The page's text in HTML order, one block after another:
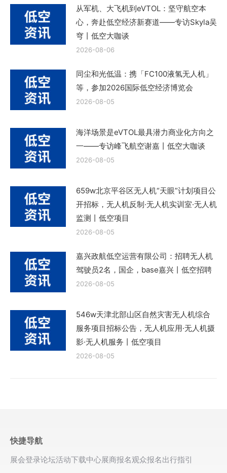
从军机、大飞机到eVTOL：坚守航空本
心，奔赴低空经济新赛道——专访Skyla吴
穹丨低空大咖谈
2026-08-06
同尘和光低温：携「FC100液氢无人机」
等，参加2026国际低空经济博览会
2026-08-05
海洋场景是eVTOL最具潜力商业化方向之
一——专访峰飞航空谢嘉丨低空大咖谈
2026-08-05
659w北京平谷区无人机“天眼”计划项目公
开招标，无人机反制·无人机实训室·无人机
监测丨低空项目
2026-08-05
嘉兴政航低空运营有限公司：招聘无人机
驾驶员2名，国企，base嘉兴丨低空招聘
2026-08-05
546w天津北部山区自然灾害无人机综合
服务项目招标公告，无人机应用·无人机摄
影·无人机服务丨低空项目
2026-08-05
快捷导航
展会登录论坛活动下载中心展商报名观众报名出行指引